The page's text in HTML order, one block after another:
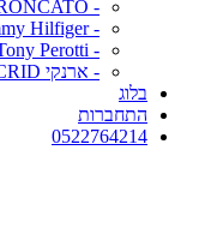
- RONCATO מזוודות
- Tommy Hilfiger ארנקים
- Tony Perotti
- ארנקי SECRID
בלוג
התחברות
0522764214